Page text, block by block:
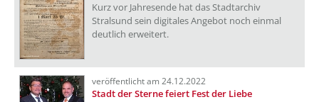
Kurz vor Jahresende hat das Stadtarchiv
Stralsund sein digitales Angebot noch einmal
deutlich erweitert.
veröffentlicht am 24.12.2022
Stadt der Sterne feiert Fest der Liebe